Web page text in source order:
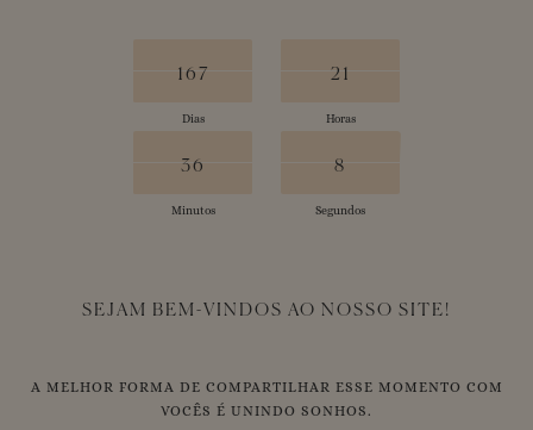
167
168
167
Dias
21
22
21
Horas
36
37
36
Minutos
7
8
7
Segundos
SEJAM BEM-VINDOS AO NOSSO SITE!
A MELHOR FORMA DE COMPARTILHAR ESSE MOMENTO COM
VOCÊS É UNINDO SONHOS.